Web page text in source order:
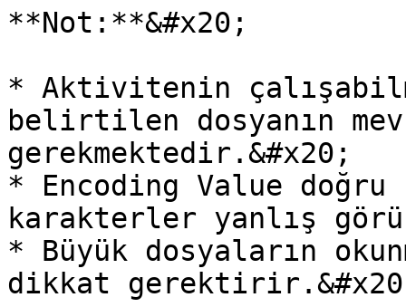
**Not:**&#x20;
* Aktivitenin
belirtilen dosyanın
gerekmektedir.&#x20;
* Encoding Value
karakterler yanlış
* Büyük dosyaların
dikkat